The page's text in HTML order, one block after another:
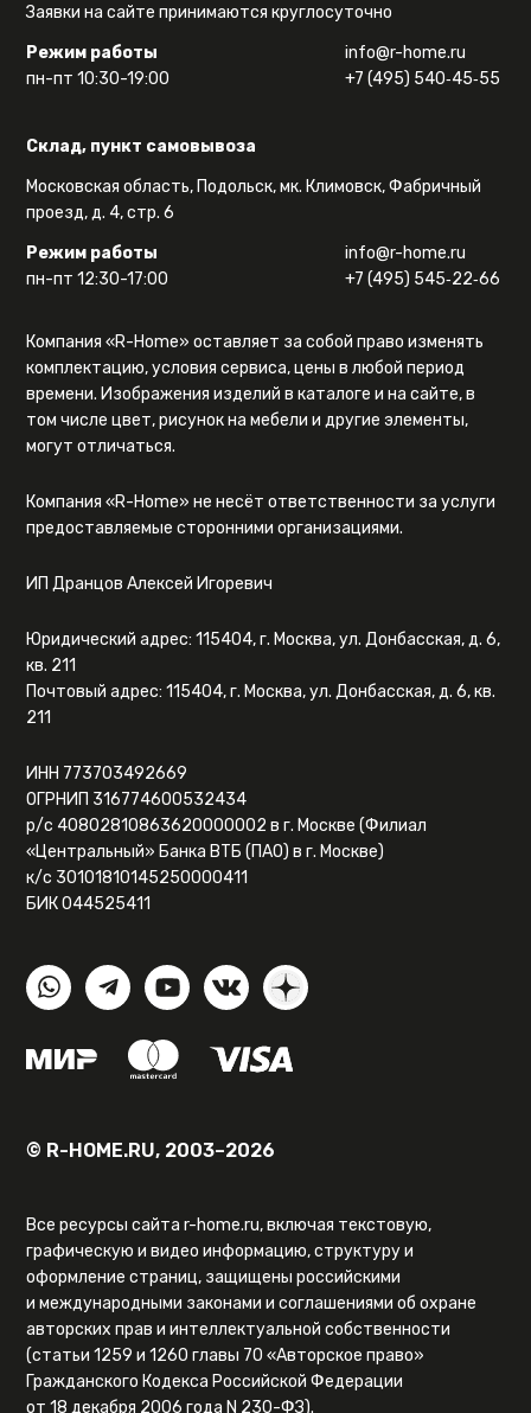
Заявки на сайте принимаются круглосуточно
Режим работы
пн-пт 10:30-19:00
info@r-home.ru
+7 (495) 540‑45‑55
Склад, пункт самовывоза
Московская область, Подольск, мк. Климовск, Фабричный
проезд, д. 4, стр. 6
Режим работы
пн-пт 12:30-17:00
info@r-home.ru
+7 (495) 545‑22‑66
Компания «R-Home» оставляет за собой право изменять
комплектацию, условия сервиса, цены в любой период
времени. Изображения изделий в каталоге и на сайте, в
том числе цвет, рисунок на мебели и другие элементы,
могут отличаться.
Компания «R-Home» не несёт ответственности за услуги
предоставляемые сторонними организациями.
ИП Дранцов Алексей Игоревич
Юридический адрес: 115404, г. Москва, ул. Донбасская, д. 6,
кв. 211
Почтовый адрес: 115404, г. Москва, ул. Донбасская, д. 6, кв.
211
ИНН 773703492669
ОГРНИП 316774600532434
р/с 40802810863620000002 в г. Москве (Филиал
«Центральный» Банка ВТБ (ПАО) в г. Москве)
к/с 30101810145250000411
БИК 044525411
© R-HOME.RU, 2003–2026
Все ресурсы сайта r-home.ru, включая текстовую,
графическую и видео информацию, структуру и
оформление страниц, защищены российскими
и международными законами и соглашениями об охране
авторских прав и интеллектуальной собственности
(статьи 1259 и 1260 главы 70 «Авторское право»
Гражданского Кодекса Российской Федерации
от 18 декабря 2006 года N 230-ФЗ).